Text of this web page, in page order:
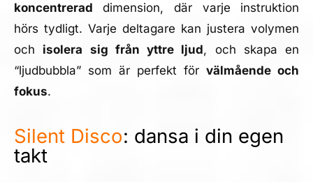
koncentrerad dimension, där varje instruktion
hörs tydligt. Varje deltagare kan justera volymen
och isolera sig från yttre ljud, och skapa en
“ljudbubbla” som är perfekt förvälmående och
fokus.
Silent Disco: dansa i din egen
takt